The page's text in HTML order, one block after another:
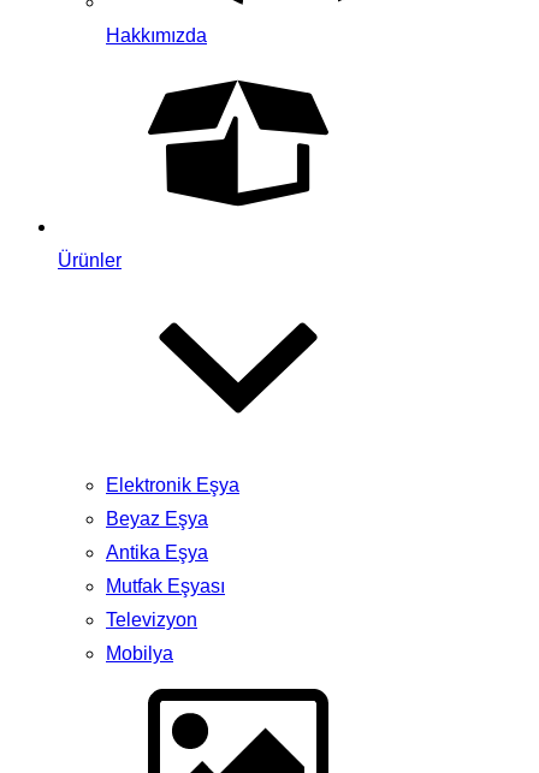
Hakkımızda
Ürünler
Elektronik Eşya
Beyaz Eşya
Antika Eşya
Mutfak Eşyası
Televizyon
Mobilya